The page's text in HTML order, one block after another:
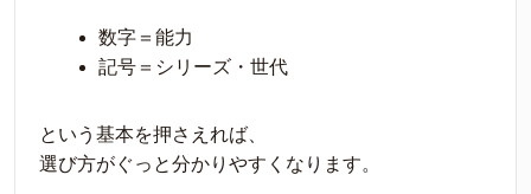
数字＝能力
記号＝シリーズ・世代
という基本を押さえれば、
選び方がぐっと分かりやすくなります。